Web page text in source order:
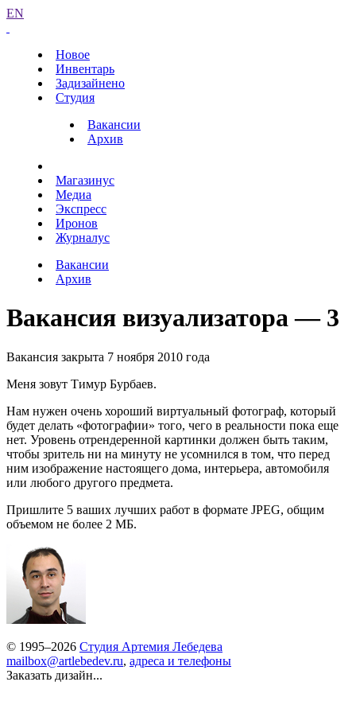
EN
Новое
Инвентарь
Задизайнено
Студия
Вакансии
Архив
Магазинус
Медиа
Экспресс
Иронов
Журналус
Вакансии
Архив
Вакансия визуализатора — 3
Вакансия закрыта 7 ноября 2010 года
Меня зовут Тимур Бурбаев.
Нам нужен очень хороший виртуальный фотограф, который
будет делать «фотографии» того, чего в реальности пока еще
нет. Уровень отрендеренной картинки должен быть таким,
чтобы зритель ни на минуту не усомнился в том, что перед
ним изображение настоящего дома, интерьера, автомобиля
или любого другого предмета.
Пришлите 5 ваших лучших работ в формате JPEG, общим
объемом не более 2 МБ.
© 1995–2026 Студия Артемия Лебедева
mailbox@artlebedev.ru, адреса и телефоны
Заказать дизайн...